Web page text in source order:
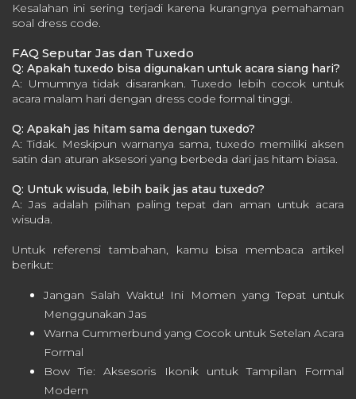
Kesalahan ini sering terjadi karena kurangnya pemahaman
soal dress code.
FAQ Seputar Jas dan Tuxedo
Q: Apakah tuxedo bisa digunakan untuk acara siang hari?
A: Umumnya tidak disarankan. Tuxedo lebih cocok untuk
acara malam hari dengan dress code formal tinggi.
Q: Apakah jas hitam sama dengan tuxedo?
A: Tidak. Meskipun warnanya sama, tuxedo memiliki aksen
satin dan aturan aksesori yang berbeda dari jas hitam biasa.
Q: Untuk wisuda, lebih baik jas atau tuxedo?
A: Jas adalah pilihan paling tepat dan aman untuk acara
wisuda.
Untuk referensi tambahan, kamu bisa membaca artikel
berikut:
Jangan Salah Waktu! Ini Momen yang Tepat untuk
Menggunakan Jas
Warna Cummerbund yang Cocok untuk Setelan Acara
Formal
Bow Tie: Aksesoris Ikonik untuk Tampilan Formal
Modern